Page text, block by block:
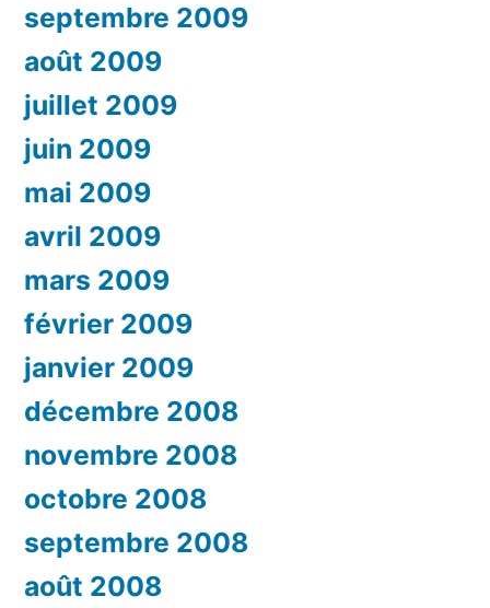
septembre 2009
août 2009
juillet 2009
juin 2009
mai 2009
avril 2009
mars 2009
février 2009
janvier 2009
décembre 2008
novembre 2008
octobre 2008
septembre 2008
août 2008